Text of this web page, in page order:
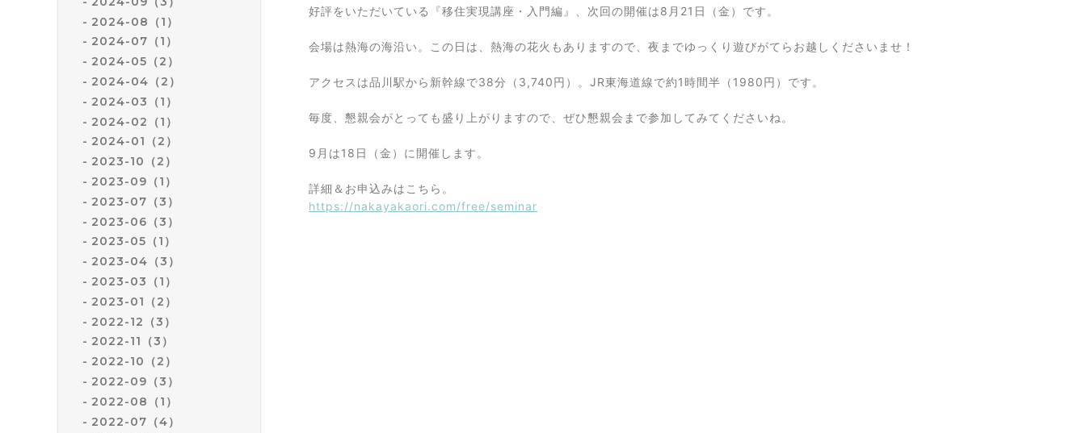
2024-08（1）
2024-07（1）
2024-05（2）
2024-04（2）
2024-03（1）
2024-02（1）
2024-01（2）
2023-10（2）
2023-09（1）
2023-07（3）
2023-06（3）
2023-05（1）
2023-04（3）
2023-03（1）
2023-01（2）
2022-12（3）
2022-11（3）
2022-10（2）
2022-09（3）
2022-08（1）
2022-07（4）
好評をいただいている『移住実現講座・入門編』、次回の開催は8月21日（金）です。
会場は熱海の海沿い。この日は、熱海の花火もありますので、夜までゆっくり遊びがてらお越しくださいませ！
アクセスは品川駅から新幹線で38分（3,740円）。JR東海道線で約1時間半（1980円）です。
毎度、懇親会がとっても盛り上がりますので、ぜひ懇親会まで参加してみてくださいね。
9月は18日（金）に開催します。
詳細＆お申込みはこちら。
https://nakayakaori.com/free/seminar